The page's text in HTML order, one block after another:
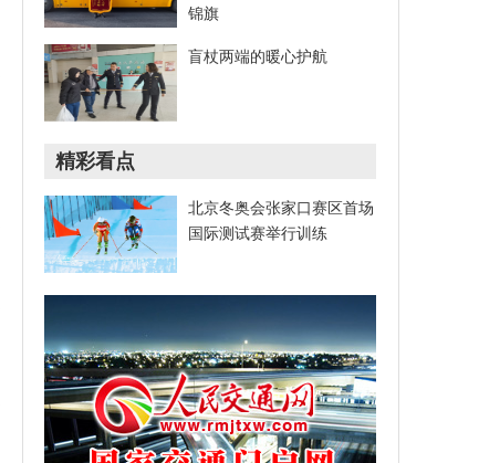
锦旗
盲杖两端的暖心护航
精彩看点
北京冬奥会张家口赛区首场
国际测试赛举行训练